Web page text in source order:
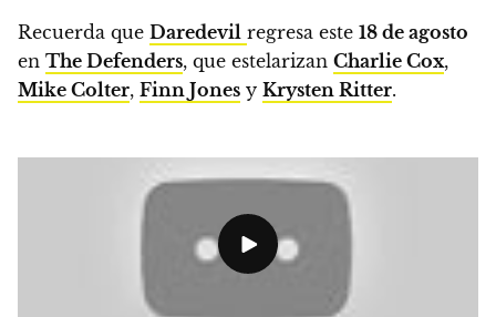
Recuerda que Daredevil regresa este 18 de agosto
en The Defenders, que estelarizan Charlie Cox,
Mike Colter, Finn Jones y Krysten Ritter.